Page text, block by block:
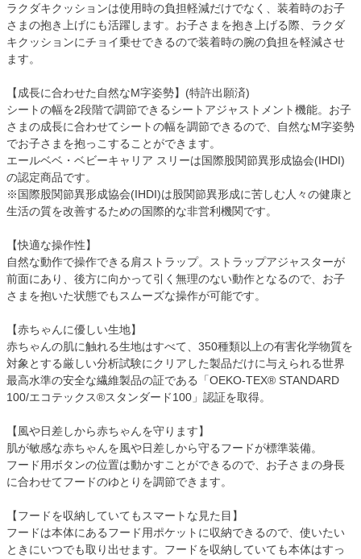
ラクダキクッションは使用時の負担軽減だけでなく、装着時のお子
さまの抱き上げにも活躍します。お子さまを抱き上げる際、ラクダ
キクッションにチョイ乗せできるので装着時の腕の負担を軽減させ
ます。
【成長に合わせた自然なM字姿勢】(特許出願済)
シートの幅を2段階で調節できるシートアジャストメント機能。お子
さまの成長に合わせてシートの幅を調節できるので、自然なM字姿勢
でお子さまを抱っこすることができます。
エールベベ・ベビーキャリア スリーは国際股関節異形成協会(IHDI)
の認定商品です。
※国際股関節異形成協会(IHDI)は股関節異形成に苦しむ人々の健康と
生活の質を改善するための国際的な非営利機関です。
【快適な操作性】
自然な動作で操作できる肩ストラップ。ストラップアジャスターが
前面にあり、後方に向かって引く無理のない動作となるので、お子
さまを抱いた状態でもスムーズな操作が可能です。
【赤ちゃんに優しい生地】
赤ちゃんの肌に触れる生地はすべて、350種類以上の有害化学物質を
対象とする厳しい分析試験にクリアした製品だけに与えられる世界
最高水準の安全な繊維製品の証である「OEKO-TEX® STANDARD
100/エコテックス®スタンダード100」認証を取得。
【風や日差しから赤ちゃんを守ります】
肌が敏感な赤ちゃんを風や日差しから守るフードが標準装備。
フード用ボタンの位置は動かすことができるので、お子さまの身長
に合わせてフードのゆとりを調節できます。
【フードを収納していてもスマートな見た目】
フードは本体にあるフード用ポケットに収納できるので、使いたい
ときにいつでも取り出せます。フードを収納していても本体はすっ